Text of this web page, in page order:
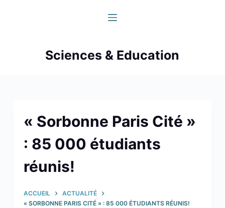
Sciences & Education
« Sorbonne Paris Cité »
: 85 000 étudiants
réunis!
ACCUEIL
ACTUALITÉ
« SORBONNE PARIS CITÉ » : 85 000 ÉTUDIANTS RÉUNIS!